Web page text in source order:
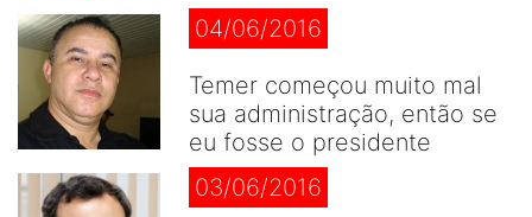
04/06/2016
Temer começou muito mal
sua administração, então se
eu fosse o presidente
03/06/2016